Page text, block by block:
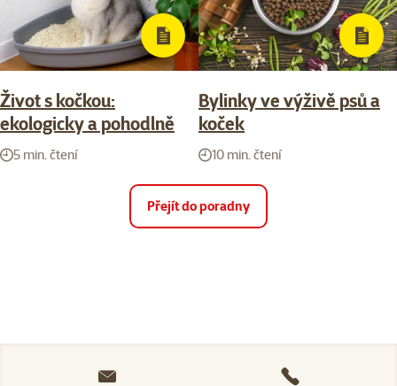
Život s kočkou:
ekologicky a pohodlně
5 min. čtení
Bylinky ve výživě psů a
koček
10 min. čtení
Přejít do poradny